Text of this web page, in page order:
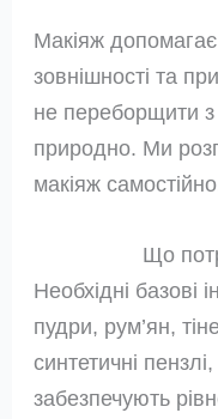
Макіяж
зовнішності та
не переборщити
природно. Ми
макіяж
Що
Необхідні базові
пудри, рум’ян,
синтетичні
забезпечують